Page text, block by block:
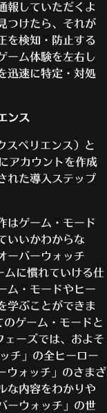
報していただくよ
つけたら、それが
を検知・防止する
ーム体験を左右し
迅速に特定・対処
ンス
スペリエンス）と
アカウントを作成
れた導入ステップ
はゲーム・モード
いいかわからな
ーバーウォッチ
ムに慣れていける仕
ム・モードやヒー
学ぶことができま
ゲーム・モードと
ーズでは、およそ
チ」の全ヒーロー
ウォッチ」のさまざ
な内容をわかりや
ーウォッチ」の世